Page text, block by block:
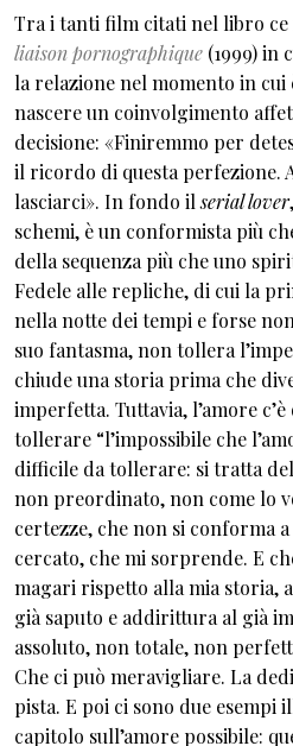
Tra i tanti film citati nel libro ce
liaison pornographique (1999) in
la relazione nel momento in cui
nascere un coinvolgimento
decisione: «Finiremmo per
il ricordo di questa perfezione.
lasciarci». In fondo ilserial lover
schemi, è un conformista più
della sequenza più che uno
Fedele alle repliche, di cui la
nella notte dei tempi e forse
suo fantasma, non tollera
chiude una storia prima che
imperfetta. Tuttavia, l’amore
tollerare “l’impossibile che
difficile da tollerare: si tratta
non preordinato, non come lo
certezze, che non si conforma
cercato, che mi sorprende. E
magari rispetto alla mia storia,
già saputo e addirittura al già
assoluto, non totale, non
Che ci può meravigliare. La
pista. E poi ci sono due
capitolo sull’amore possibile: